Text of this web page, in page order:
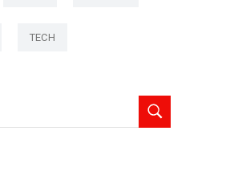
TECH